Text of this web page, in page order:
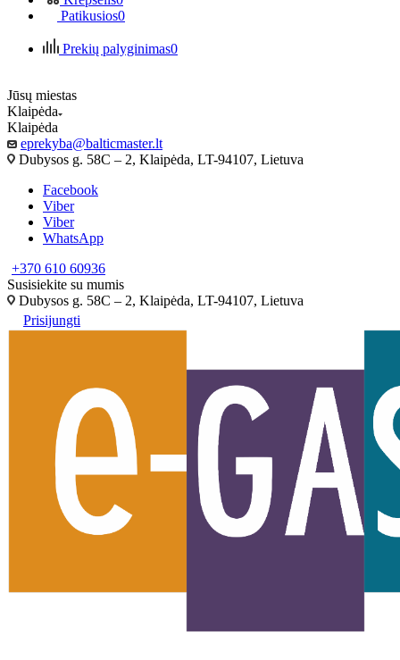
Patikusios0
Prekių palyginimas0
Jūsų miestas
Klaipėda
Klaipėda
eprekyba@balticmaster.lt
Dubysos g. 58C – 2, Klaipėda, LT-94107, Lietuva
Facebook
Viber
Viber
WhatsApp
+370 610 60936
Susisiekite su mumis
Dubysos g. 58C – 2, Klaipėda, LT-94107, Lietuva
Prisijungti